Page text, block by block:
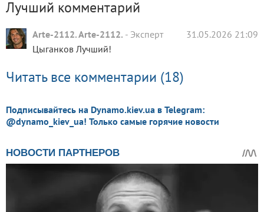
Лучший комментарий
Arte-2112. Arte-2112. - Эксперт
31.05.2026 21:09
Цыганков Лучший!
Читать все комментарии (18)
Подписывайтесь на Dynamo.kiev.ua в Telegram:
@dynamo_kiev_ua! Только самые горячие новости